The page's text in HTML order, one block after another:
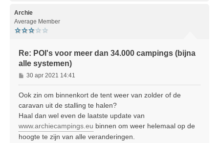
Archie
Average Member
Re: POI's voor meer dan 34.000 campings (bijna
alle systemen)
B
e
c
h
t
30 apr 2021 14:41
Ook zin om binnenkort de tent weer van zolder of de
caravan uit de stalling te halen?
Haal dan wel even de laatste update van
www.archiecampings.eu binnen om weer helemaal op de
hoogte te zijn van alle veranderingen.